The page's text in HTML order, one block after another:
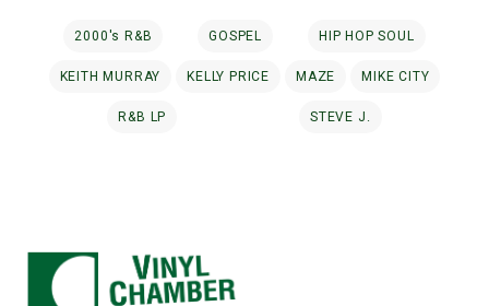
2000's R&B GOSPEL HIP HOP SOUL
KEITH MURRAY KELLY PRICE MAZE MIKE CITY
R&B LP STEVE J.